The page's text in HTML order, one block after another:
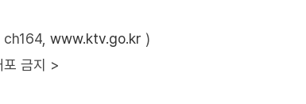
www.ktv.go.kr )
금지 >